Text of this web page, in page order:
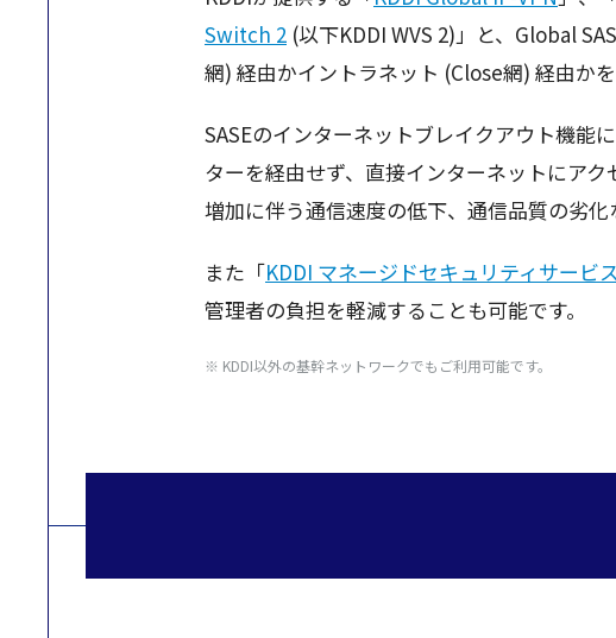
Switch 2 (以下KDDI WVS 2)」と、Global
網) 経由かイントラネット (Close網) 経由か
SASEのインターネットブレイクアウト機能
ターを経由せず、直接インターネットにア
増加に伴う通信速度の低下、通信品質の劣化
また「KDDI マネージドセキュリティサービス
管理者の負担を軽減することも可能です。
※ KDDI以外の基幹ネットワークでもご利用可能です。